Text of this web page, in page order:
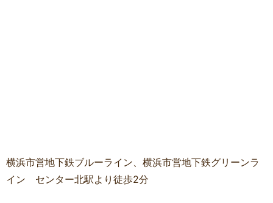
横浜市営地下鉄ブルーライン、横浜市営地下鉄グリーンラ
イン センター北駅より徒歩2分